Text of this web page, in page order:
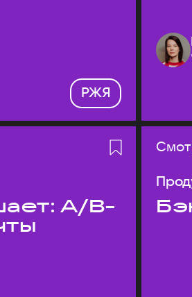
РЖЯ
A/B-